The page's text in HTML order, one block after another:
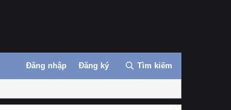
Đăng nhập Đăng ký Tìm kiếm